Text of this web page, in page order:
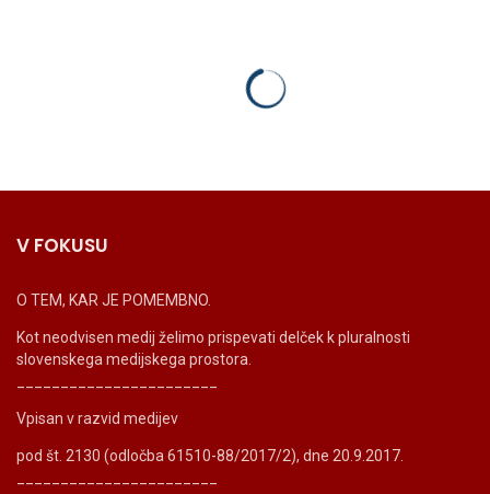
V FOKUSU
O TEM, KAR JE POMEMBNO.
Kot neodvisen medij želimo prispevati delček k pluralnosti
slovenskega medijskega prostora.
Vpisan v razvid medijev
pod št. 2130 (odločba 61510-88/2017/2), dne 20.9.2017.